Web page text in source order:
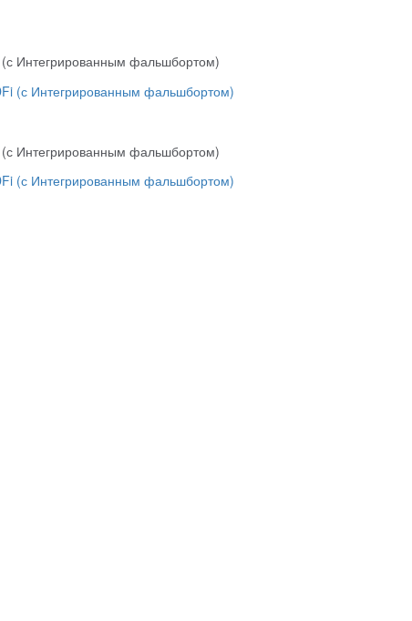
Интегрированным фальшбортом)
(с Интегрированным фальшбортом)